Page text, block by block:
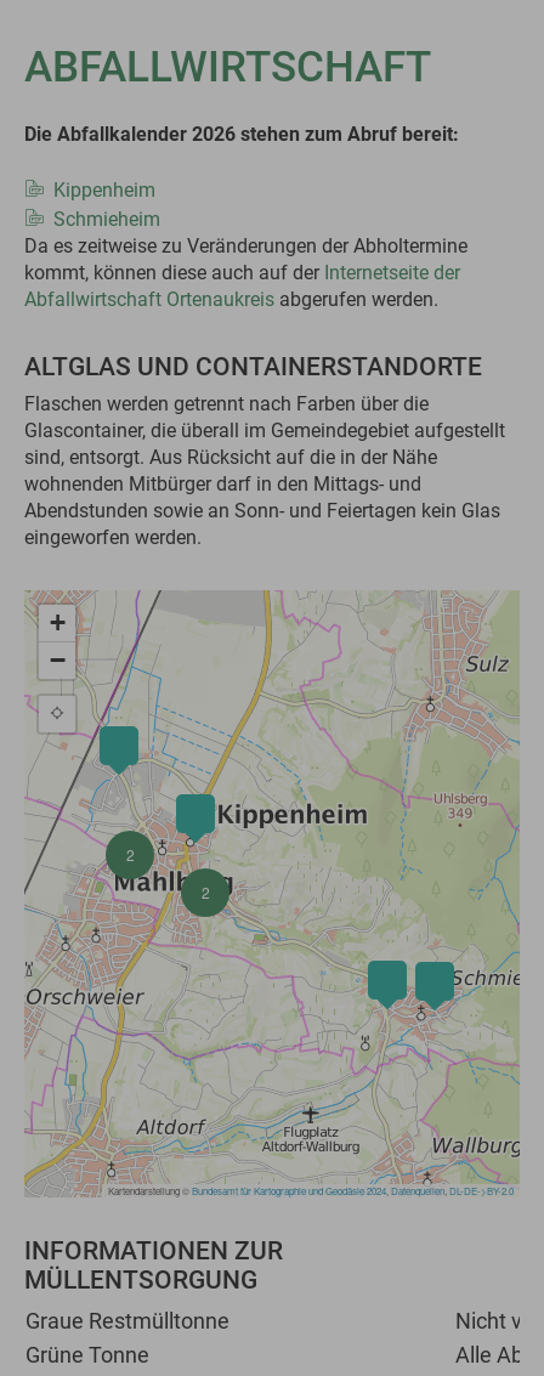
ABFALLWIRTSCHAFT
Die Abfallkalender 2026 stehen zum Abruf bereit:
Kippenheim
Schmieheim
Da es zeitweise zu Veränderungen der Abholtermine
kommt, können diese auch auf der Internetseite der
Abfallwirtschaft Ortenaukreis abgerufen werden.
ALTGLAS UND CONTAINERSTANDORTE
Flaschen werden getrennt nach Farben über die
Glascontainer, die überall im Gemeindegebiet aufgestellt
sind, entsorgt. Aus Rücksicht auf die in der Nähe
wohnenden Mitbürger darf in den Mittags- und
Abendstunden sowie an Sonn- und Feiertagen kein Glas
eingeworfen werden.
INFORMATIONEN ZUR
MÜLLENTSORGUNG
Graue Restmülltonne
Nicht
Grüne Tonne
Alle